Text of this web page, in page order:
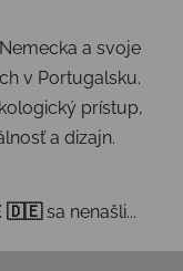
a svoje
v Portugalsku.
prístup,
a dizajn.
🇩🇪sa nenašli...